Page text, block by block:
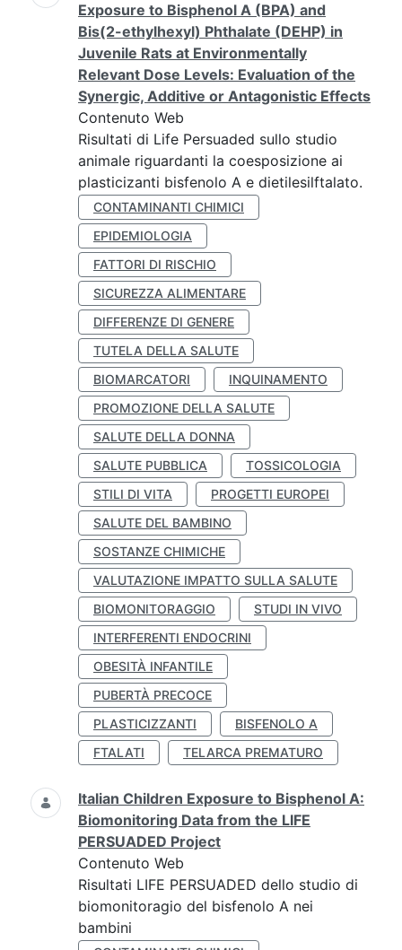
Exposure to Bisphenol A (BPA) and
Bis(2-ethylhexyl) Phthalate (DEHP) in
Juvenile Rats at Environmentally
Relevant Dose Levels: Evaluation of the
Synergic, Additive or Antagonistic Effects
Contenuto Web
Risultati di Life Persuaded sullo studio
animale riguardanti la coesposizione ai
plasticizanti bisfenolo A e dietilesilftalato.
CONTAMINANTI CHIMICI
EPIDEMIOLOGIA
FATTORI DI RISCHIO
SICUREZZA ALIMENTARE
DIFFERENZE DI GENERE
TUTELA DELLA SALUTE
BIOMARCATORI
INQUINAMENTO
PROMOZIONE DELLA SALUTE
SALUTE DELLA DONNA
SALUTE PUBBLICA
TOSSICOLOGIA
STILI DI VITA
PROGETTI EUROPEI
SALUTE DEL BAMBINO
SOSTANZE CHIMICHE
VALUTAZIONE IMPATTO SULLA SALUTE
BIOMONITORAGGIO
STUDI IN VIVO
INTERFERENTI ENDOCRINI
OBESITÀ INFANTILE
PUBERTÀ PRECOCE
PLASTICIZZANTI
BISFENOLO A
FTALATI
TELARCA PREMATURO
Italian Children Exposure to Bisphenol A:
Biomonitoring Data from the LIFE
PERSUADED Project
Contenuto Web
Risultati LIFE PERSUADED dello studio di
biomonitoragio del bisfenolo A nei
bambini